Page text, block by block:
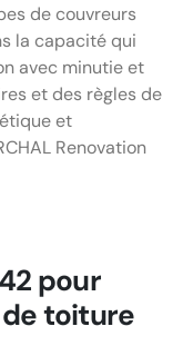
de couvreurs
la capacité qui
avec minutie et
et des règles de
et
Renovation
pour
toiture